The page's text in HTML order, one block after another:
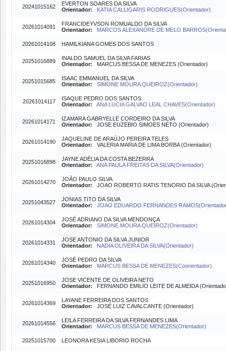
20241015162
EVERTON SOARES DA SILVA
Orientador:
KATIA CALLIGARIS RODRIGUES(Orientador)
20261014091
FRANCIDEYVSON ROMUALDO DA SILVA
Orientador:
MARCOS ALEXANDRE DE MELO
20261014108 HAMILKIANA GOMES DOS SANTOS
20251016889
INALDO SAMUEL DA SILVA FARIAS
Orientador: MARCUS BESSA DE MENEZES (Orientador)
20251015685
ISAAC EMMANUEL DA SILVA
Orientador:
SIMONE MOURA QUEIROZ(Orientador)
20261014117
ISAQUE PEDRO DOS SANTOS
Orientador:
ANA LUCIA GALVAO LEAL CHAVES(Orientador)
20261014171
IZAMARA GABRYELLE CORDEIRO DA SILVA
Orientador: JOSE EUZEBIO SIMOES NETO (Orientador)
20261014190
JAQUELINE DE ARAÚJO PEREIRA TELES
Orientador: VALERIA MARIA DE LIMA BORBA (Orientador)
20251016898
JAYNE ADÉLIA DA COSTA BEZERRA
Orientador:
ANA PAULA FREITAS DA SILVA(Orientador)
20261014270
JOÃO PAULO SILVA
Orientador: JOAO ROBERTO RATIS TENORIO DA SILVA
20251043527
JONIAS TITO DA SILVA
Orientador:
JOAO EDUARDO FERNANDES
20261014304
JOSÉ ADRIANO DA SILVA MENDONÇA
Orientador:
SIMONE MOURA QUEIROZ(Orientador)
20261014331
JOSE ANTONIO DA SILVA JUNIOR
Orientador:
NADIA OLIVEIRA DA SILVA(Orientador)
20261014340
JOSÉ PEDRO DA SILVA
Orientador:
MARCUS BESSA DE MENEZES(Coorientador)
20251016950
JOSE VICENTE DE OLIVEIRA NETO
Orientador: FERNANDO EMILIO LEITE DE ALMEIDA
20261014369
LAYANE FERREIRA DOS SANTOS
Orientador: JOSÉ LUIZ CAVALCANTE (Orientador)
20261014556
LEILA FERREIRA DA SILVA FERNANDES LIMA
Orientador:
MARCUS BESSA DE MENEZES(Orientador)
20251015700 LEONORA KESIA LIBORIO ROCHA